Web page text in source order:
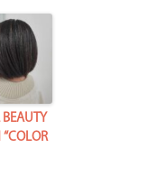
BEAUTY
“COLOR